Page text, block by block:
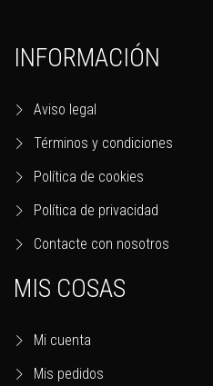
INFORMACIÓN
Aviso legal
Términos y condiciones
Política de cookies
Política de privacidad
Contacte con nosotros
MIS COSAS
Mi cuenta
Mis pedidos